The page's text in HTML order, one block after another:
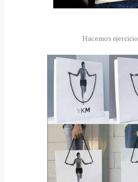
Hacemos ejercicio